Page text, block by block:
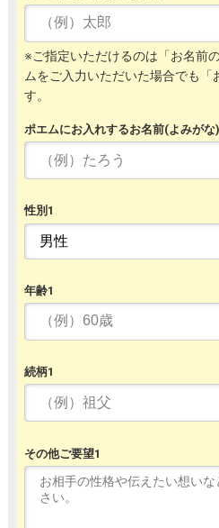
※ご指定いただけるのは「お名前
ムをご入力いただいた場合でも「
す。
ポエムにお入れするお名前(よみがな
性別1
年齢1
続柄1
その他ご要望1